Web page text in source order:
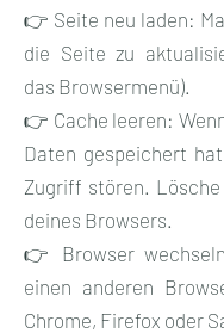
👉 Seite neu laden:
die Seite zu
das Browsermenü).
👉 Cache leeren:
Daten gespeichert
Zugriff stören. Lösche
deines Browsers.
👉 Browser
einen anderen
Chrome, Firefox oder